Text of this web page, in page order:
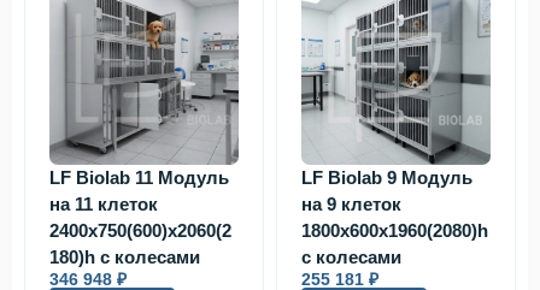
LF Biolab 11 Модуль
на 11 клеток
2400х750(600)х2060(2
180)h с колесами
346 948 ₽
LF Biolab 9 Модуль
на 9 клеток
1800х600х1960(2080)h
с колесами
255 181 ₽